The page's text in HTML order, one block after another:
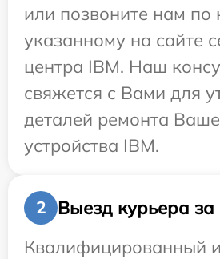
или позвоните нам по
указанному на сайте
центра IBM. Наш
свяжется с Вами для
деталей ремонта
устройства IBM.
2
Выезд курьера за
Квалифицированный